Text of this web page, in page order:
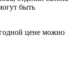
быть
цене можно